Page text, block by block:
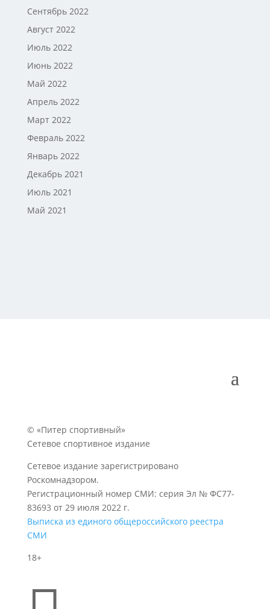
Сентябрь 2022
Август 2022
Июль 2022
Июнь 2022
Май 2022
Апрель 2022
Март 2022
Февраль 2022
Январь 2022
Декабрь 2021
Июль 2021
Май 2021
© «Питер спортивный»
Сетевое спортивное издание
Сетевое издание зарегистрировано
Роскомнадзором.
Регистрационный номер СМИ: серия Эл № ФС77-
83693 от 29 июля 2022 г.
Выписка из единого общероссийского реестра
СМИ
18+